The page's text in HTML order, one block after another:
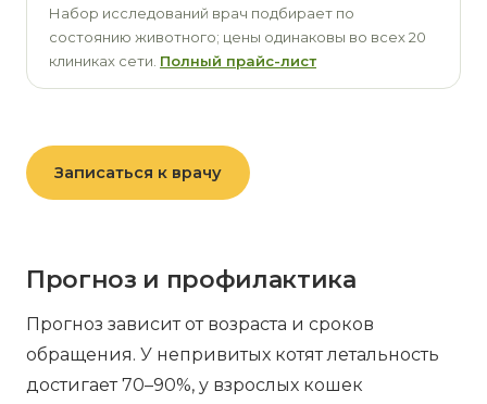
Набор исследований врач подбирает по
состоянию животного; цены одинаковы во всех 20
клиниках сети. Полный прайс-лист
Записаться к врачу
Прогноз и профилактика
Прогноз зависит от возраста и сроков
обращения. У непривитых котят летальность
достигает 70–90%, у взрослых кошек